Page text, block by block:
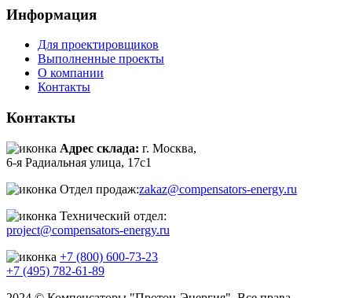
Информация
Для проектировщиков
Выполненные проекты
О компании
Контакты
Контакты
Адрес склада: г. Москва,
6-я Радиальная улица, 17с1
Отдел продаж:zakaz@compensators-energy.ru
Технический отдел:
project@compensators-energy.ru
+7 (800) 600-73-23
+7 (495) 782-61-89